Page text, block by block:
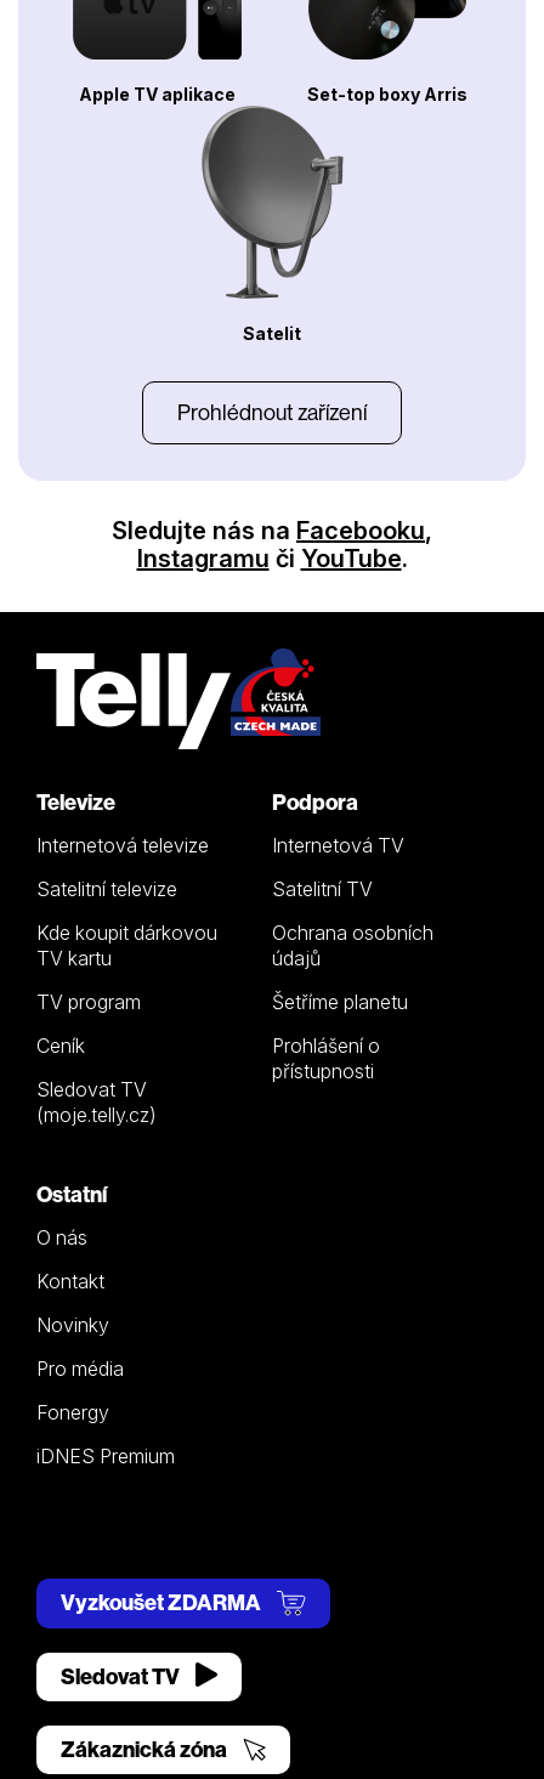
Apple TV aplikace Set-top boxy Arris
Satelit
Prohlédnout zařízení
Sledujte nás na Facebooku,
Instagramu či YouTube.
Televize
Internetová televize
Satelitní televize
Kde koupit dárkovou
TV kartu
TV program
Ceník
Sledovat TV
(moje.telly.cz)
Podpora
Internetová TV
Satelitní TV
Ochrana osobních
údajů
Šetříme planetu
Prohlášení o
přístupnosti
Ostatní
O nás
Kontakt
Novinky
Pro média
Fonergy
iDNES Premium
Vyzkoušet ZDARMA
Sledovat TV
Zákaznická zóna